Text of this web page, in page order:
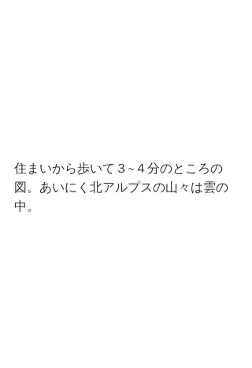
住まいから歩いて３~４分のところの
図。あいにく北アルプスの山々は雲の
中。